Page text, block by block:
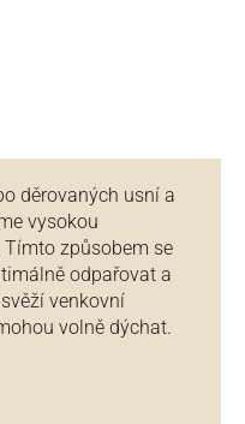
děrovaných usní a
vysokou
způsobem se
odpařovat a
venkovní
volně dýchat.